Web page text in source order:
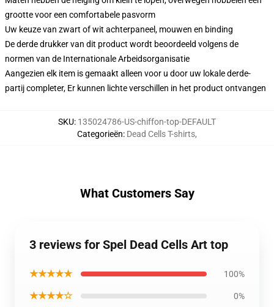
grootte voor een comfortabele pasvorm
Uw keuze van zwart of wit achterpaneel, mouwen en binding
De derde drukker van dit product wordt beoordeeld volgens de
normen van de Internationale Arbeidsorganisatie
Aangezien elk item is gemaakt alleen voor u door uw lokale derde-
partij completer, Er kunnen lichte verschillen in het product ontvangen
SKU: 135024786-US-chiffon-top-DEFAULT
Categorieën: Dead Cells T-shirts,
What Customers Say
3 reviews for Spel Dead Cells Art top
★★★★★ 100%
★★★★☆ 0%